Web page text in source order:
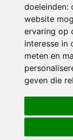
doeleinden:
website
ervaring op
interesse in
meten en
geven die
© 2026
Privacy policy|